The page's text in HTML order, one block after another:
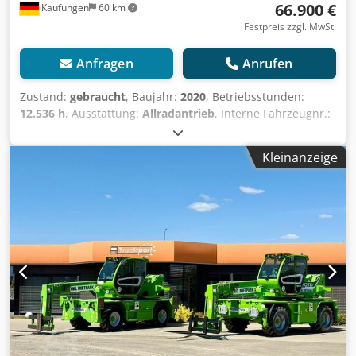
Kaufungen 60 km 66.900 €
Festpreis zzgl. MwSt.
Anfragen Anrufen
Zustand: gebraucht, Baujahr: 2020, Betriebsstunden:
12.536 h, Ausstattung: Allradantrieb, Interne Fahrzeugnr.:
MK300023 Ab sofort zur Verfügung auf unserem Hof in
Kaufungen Crsdpfx Absym H Rzjisf Mehr INFO unter: *
Golec Nutzfahrzeuge GmbH (Deutsch, English, Bulgarisch,
Ukrainisch, English) HITACHI ZW -6 28 Ton 12.536 H
Finanzierungsbeispiel: * Interne Nummer: MK *
Kaufpreis: 66.900,00 ¤ * Anzahlung: 10%
* Laufzeit: 60 * Monatliche Rate: 1.040,02 ¤
Restwert: 12.380,00 ¤ Wenn das Angebot Ihnen zusagt
oder dieses nach Ihren Bedürfnissen anpassen wollen,
kontaktieren Sie uns unter Hr. Enchev). Wir freuen uns auf
Ihren Anruf Irrtümer vorbehalten Gerne nehmen
wir Ihr gebrauchtes Fahrzeug in Zahlung. Finanzierung
direkt bei uns im Hause möglich. GOLEC NUTZFAHRZEUGE
Kleinanzeige